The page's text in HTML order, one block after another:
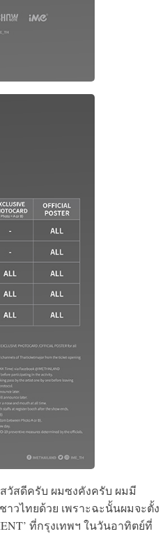
วัสดีครับ ผมซงคังครับ ผมมี
วไทยด้วย เพราะฉะนั้นผมจะตั้ง
ที่กรุงเทพฯ ในวันอาทิตย์ที่